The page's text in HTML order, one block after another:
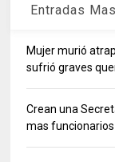
Entradas
Mujer murió
sufrió graves
Crean una
mas